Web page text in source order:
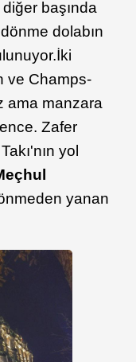
diğer başında
dolabın
ve Champs-
ama manzara
Zafer
yol
yanan